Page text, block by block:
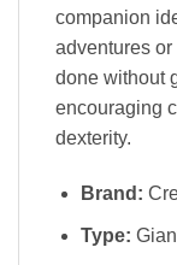
companion
adventures
done without
encouraging
dexterity.
Brand:
Type: